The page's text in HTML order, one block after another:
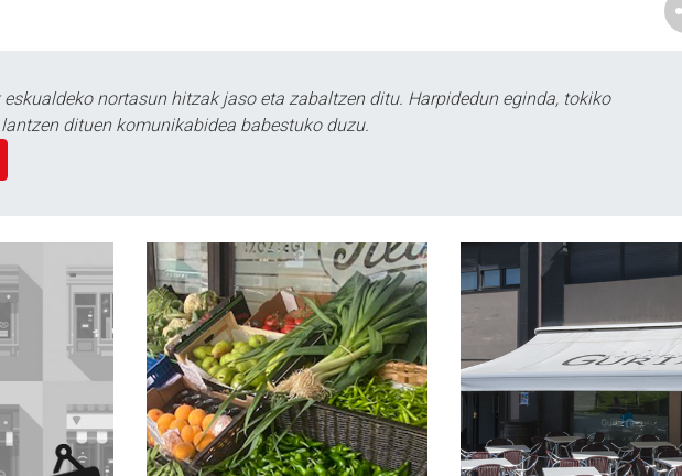
eskualdeko nortasun hitzak jaso eta zabaltzen ditu. Harpidedun eginda, tokiko
dituen komunikabidea babestuko duzu.